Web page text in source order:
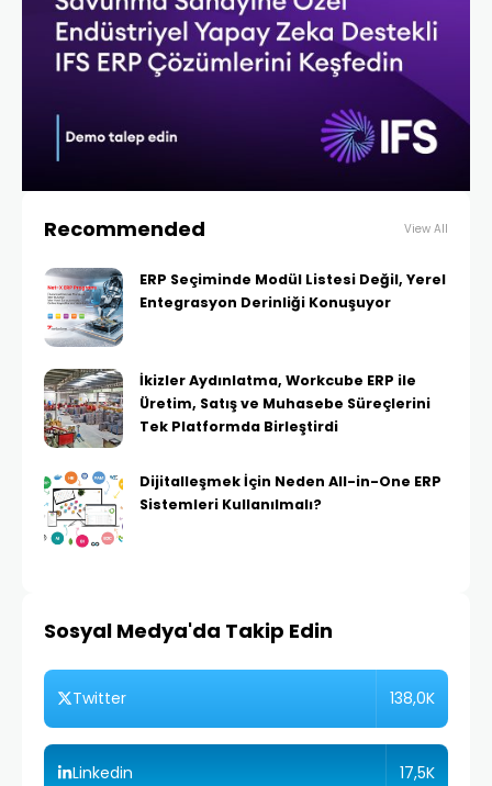
Recommended View All
ERP Seçiminde Modül Listesi Değil, Yerel
Entegrasyon Derinliği Konuşuyor
İkizler Aydınlatma, Workcube ERP ile
Üretim, Satış ve Muhasebe Süreçlerini
Tek Platformda Birleştirdi
Dijitalleşmek İçin Neden All-in-One ERP
Sistemleri Kullanılmalı?
Sosyal Medya'da Takip Edin
Twitter 138,0K
Linkedin 17,5K